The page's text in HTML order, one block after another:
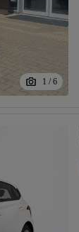
1 / 6